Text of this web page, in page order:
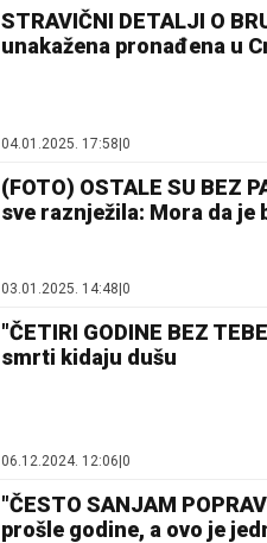
STRAVIČNI DETALJI O
unakažena pronađena u
04.01.2025. 17:58|0
(FOTO) OSTALE SU BEZ
sve raznježila: Mora da je
03.01.2025. 14:48 0
"ČETIRI GODINE BEZ
smrti kidaju dušu
06.12.2024. 12:06|0
"ČESTO SANJAM
prošle godine, a ovo je